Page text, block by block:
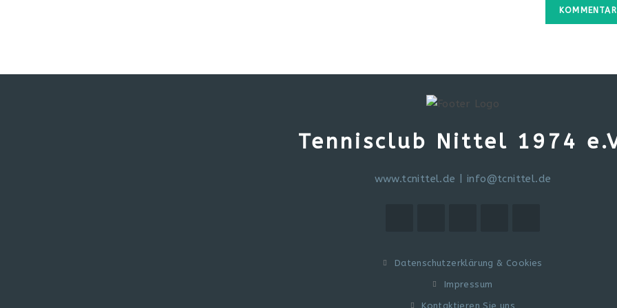
Tennisclub Nittel 1974
www.tcnittel.de info@tcnittel.de
Datenschutzerklärung & Cookies
Impressum
Kontaktieren Sie uns